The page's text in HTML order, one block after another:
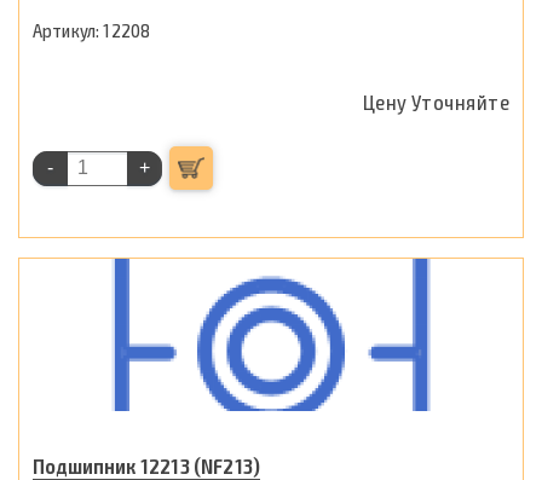
12208
Цену Уточняйте
- +
Подшипник 12213 (NF213)